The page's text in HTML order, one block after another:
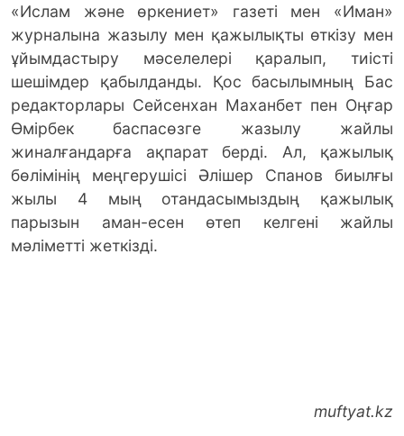
«Ислам және өркениет» газеті мен «Иман»
журналына жазылу мен қажылықты өткізу мен
ұйымдастыру мәселелері қаралып, тиісті
шешімдер қабылданды. Қос басылымның Бас
редакторлары Сейсенхан Маханбет пен Оңғар
Өмірбек баспасөзге жазылу жайлы
жиналғандарға ақпарат берді. Ал, қажылық
бөлімінің меңгерушісі Әлішер Спанов биылғы
жылы 4 мың отандасымыздың қажылық
парызын аман-есен өтеп келгені жайлы
мәліметті жеткізді.
muftyat.kz